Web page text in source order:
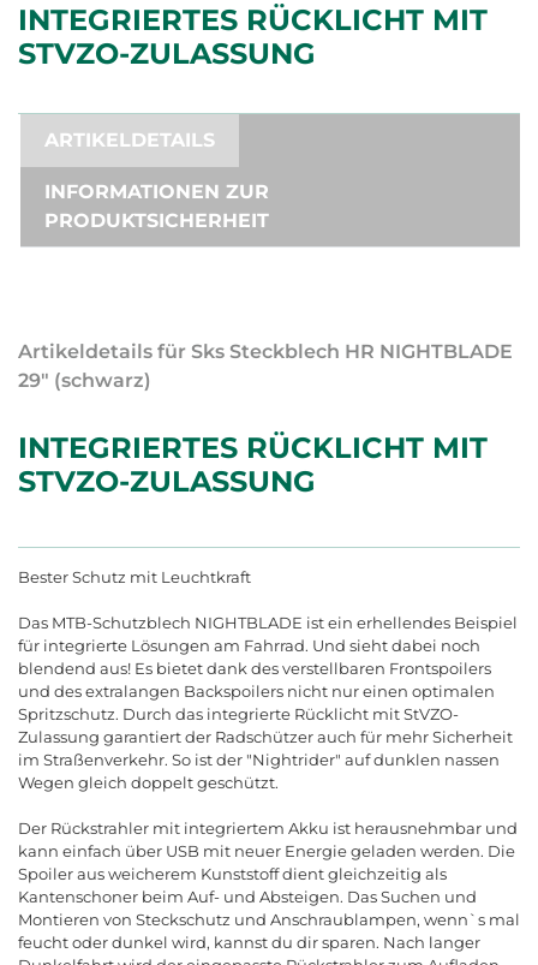
INTEGRIERTES RÜCKLICHT MIT
STVZO-ZULASSUNG
ARTIKELDETAILS
INFORMATIONEN ZUR
PRODUKTSICHERHEIT
Artikeldetails für Sks Steckblech HR NIGHTBLADE
29" (schwarz)
INTEGRIERTES RÜCKLICHT MIT
STVZO-ZULASSUNG
Bester Schutz mit Leuchtkraft
Das MTB-Schutzblech NIGHTBLADE ist ein erhellendes Beispiel
für integrierte Lösungen am Fahrrad. Und sieht dabei noch
blendend aus! Es bietet dank des verstellbaren Frontspoilers
und des extralangen Backspoilers nicht nur einen optimalen
Spritzschutz. Durch das integrierte Rücklicht mit StVZO-
Zulassung garantiert der Radschützer auch für mehr Sicherheit
im Straßenverkehr. So ist der "Nightrider" auf dunklen nassen
Wegen gleich doppelt geschützt.
Der Rückstrahler mit integriertem Akku ist herausnehmbar und
kann einfach über USB mit neuer Energie geladen werden. Die
Spoiler aus weicherem Kunststoff dient gleichzeitig als
Kantenschoner beim Auf- und Absteigen. Das Suchen und
Montieren von Steckschutz und Anschraublampen, wenn`s mal
feucht oder dunkel wird, kannst du dir sparen. Nach langer